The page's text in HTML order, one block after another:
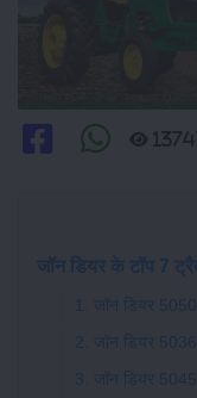
जॉन डियर के टॉप 7
1. जॉन डियर
2. जॉन डियर
3. जॉन डियर